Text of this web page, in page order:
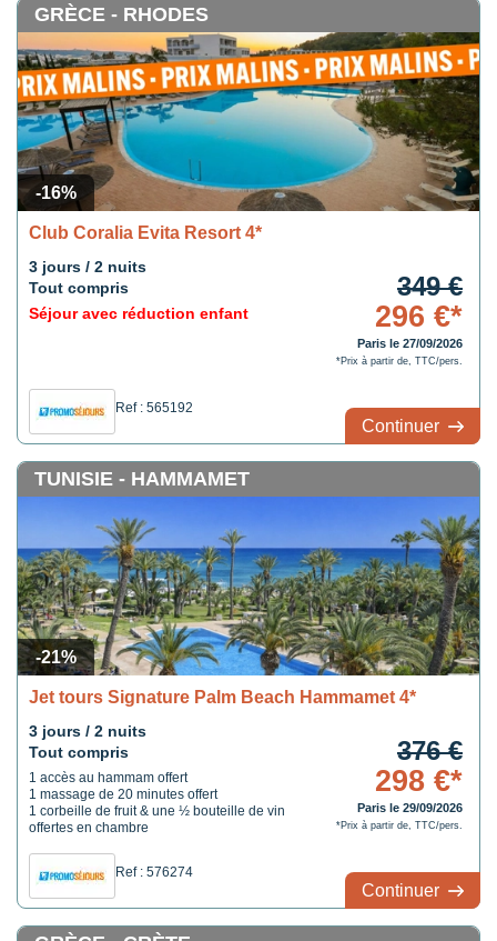
-16%
GRÈCE - RHODES
Club Coralia Evita Resort 4*
3 jours / 2 nuits
Tout compris
Séjour avec réduction enfant
Ref : 565192
349 €
296 €*
Paris le 27/09/2026
*Prix à partir de, TTC/pers.
Continuer
-21%
TUNISIE - HAMMAMET
Jet tours Signature Palm Beach Hammamet 4*
3 jours / 2 nuits
Tout compris
1 accès au hammam offert
1 massage de 20 minutes offert
1 corbeille de fruit & une ½ bouteille de vin
offertes en chambre
Ref : 576274
376 €
298 €*
Paris le 29/09/2026
*Prix à partir de, TTC/pers.
Continuer